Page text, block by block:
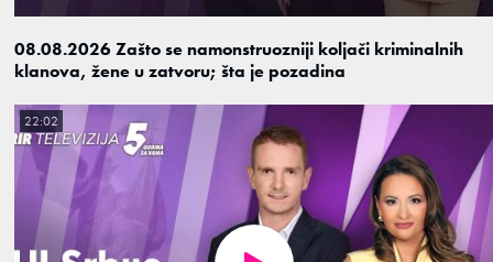
08.08.2026 Zašto se namonstruozniji koljači kriminalnih
klanova, žene u zatvoru; šta je pozadina
22:02